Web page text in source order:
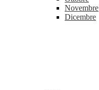
Novembre
Dicembre